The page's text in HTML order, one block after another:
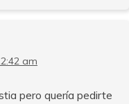
am
pero quería pedirte